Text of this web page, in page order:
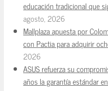
educación tradicional que
agosto, 2026
Mallplaza apuesta por
con Pactia para adquirir
2026
ASUS refuerza su
años la garantía estándar